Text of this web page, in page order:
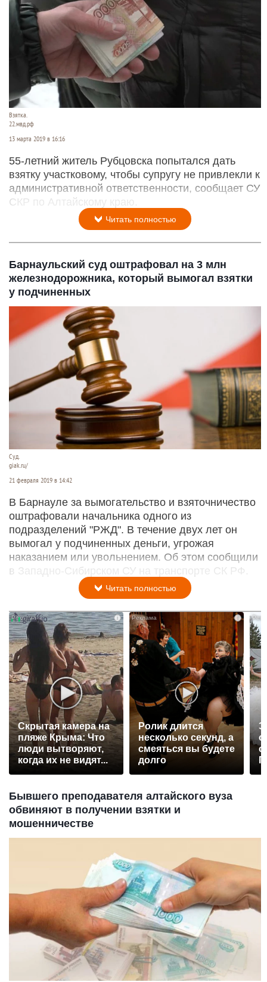
Взятка.
22.мвд.рф
13 марта 2019 в 16:16
55-летний житель Рубцовска попытался дать
взятку участковому, чтобы супругу не привлекли к
административной ответственности, сообщает СУ
СКР по Алтайскому краю.
Читать полностью
Барнаульский суд оштрафовал на 3 млн
железнодорожника, который вымогал взятки
у подчиненных
Суд.
giak.ru/
21 февраля 2019 в 14:42
В Барнауле за вымогательство и взяточничество
оштрафовали начальника одного из
подразделений "РЖД". В течение двух лет он
вымогал у подчиненных деньги, угрожая
наказанием или увольнением. Об этом сообщили
в Западно-Сибирском СУ на транспорте СК РФ.
Читать полностью
i
Скрытая камера на
пляже Крыма: Что
люди вытворяют,
когда их не видят...
Ролик длится
несколько секунд, а
смеяться вы будете
долго
Бывшего преподавателя алтайского вуза
обвиняют в получении взятки и
мошенничестве